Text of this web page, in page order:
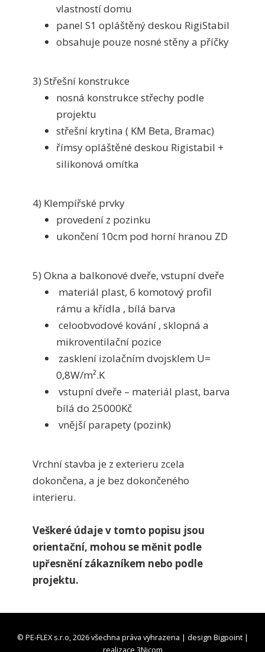
vlastností domu
panel S1 opláštěný deskou RigiStabil
obsahuje pouze nosné stěny a příčky
3) Střešní konstrukce
nosná konstrukce střechy podle
projektu
střešní krytina ( KM Beta, Bramac)
římsy opláštěné deskou Rigistabil +
silikonová omítka
4) Klempířské prvky
provedení z pozinku
ukončení 10cm pod horní hranou ZD
5) Okna a balkonové dveře, vstupní dveře
materiál plast, 6 komotový profil
rámu a křídla , bílá barva
celoobvodové kování , sklopná a
mikroventilační pozice
zasklení izolačním dvojsklem U=
0,8W/m².K
vstupní dveře – materiál plast, barva
bílá do 25000Kč
vnější parapety (pozink)
Vrchní stavba je z exterieru zcela
dokončena, a je bez dokončeného
interieru.
Veškeré údaje v tomto popisu jsou
orientační, mohou se měnit podle
upřesnění zákazníkem nebo podle
projektu.
© PE-FLEX s.r.o, 2026 všechna práva vyhrazena | design Bigpoint|
realizace 3Nicom